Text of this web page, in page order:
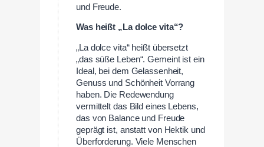
und Freude.
Was heißt „La dolce vita“?
„La dolce vita“ heißt übersetzt
„das süße Leben“. Gemeint ist ein
Ideal, bei dem Gelassenheit,
Genuss und Schönheit Vorrang
haben. Die Redewendung
vermittelt das Bild eines Lebens,
das von Balance und Freude
geprägt ist, anstatt von Hektik und
Überforderung. Viele Menschen